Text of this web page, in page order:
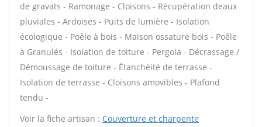
de gravats - Ramonage - Cloisons - Récupération deaux
pluviales - Ardoises - Puits de lumière - Isolation
écologique - Poêle à bois - Maison ossature bois - Poêle
à Granulés - Isolation de toiture - Pergola - Décrassage /
Démoussage de toiture - Étanchéité de terrasse -
Isolation de terrasse - Cloisons amovibles - Plafond
tendu -
Voir la fiche artisan : Couverture et charpente